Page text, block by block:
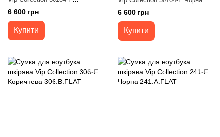
Коричнева 50104.B.FLAT
6 600 грн
Купити
50104.A.FLAT
6 600 грн
Купити